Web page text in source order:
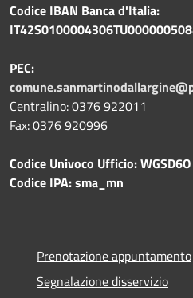
Codice IBAN Banca d'Italia:
PEC:
Centralino: 0376 922011
Fax: 0376 920996
Codice Univoco Ufficio: WGSD6O
Codice IPA: sma_mn
Prenotazione appuntamento
Segnalazione disservizio